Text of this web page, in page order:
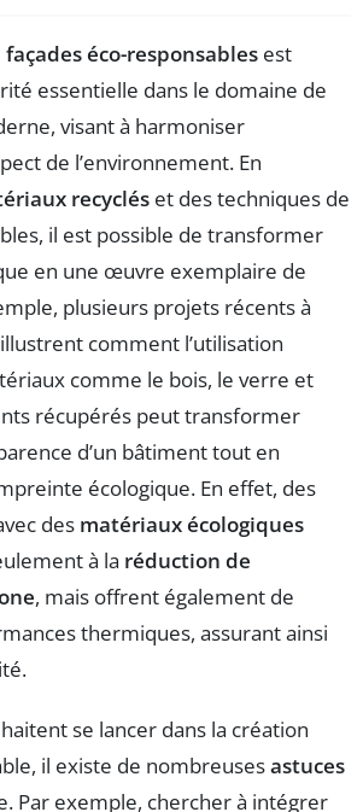
éco-responsables est
essentielle dans le domaine de
visant à harmoniser
de l’environnement. En
recyclés et des techniques de
il est possible de transformer
en une œuvre exemplaire de
plusieurs projets récents à
comment l’utilisation
comme le bois, le verre et
récupérés peut transformer
d’un bâtiment tout en
écologique. En effet, des
des matériaux écologiques
à la réduction de
, mais offrent également de
thermiques, assurant ainsi
se lancer dans la création
il existe de nombreusesastuces
Par exemple, chercher à intégrer